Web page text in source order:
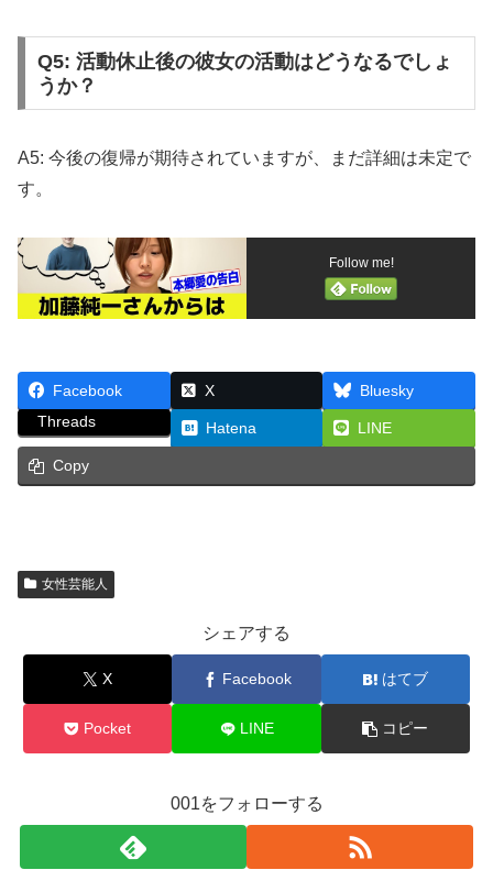
Q5: 活動休止後の彼女の活動はどうなるでしょ
うか？
A5: 今後の復帰が期待されていますが、まだ詳細は未定で
す。
Follow me!
Facebook X
Bluesky
Threads
Hatena LINE
Copy
女性芸能人
シェアする
X Facebook はてブ
Pocket LINE コピー
001をフォローする